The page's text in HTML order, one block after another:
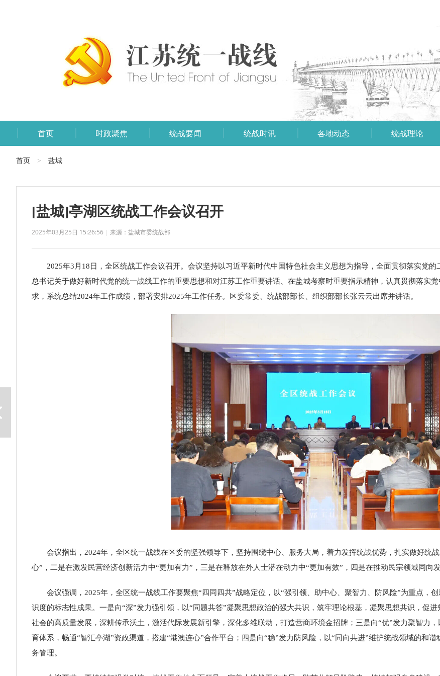
首页 时政聚焦 统战要闻 统战时讯 各地动态 统战理论
首页 > 盐城
[盐城]亭湖区统战工作会议召开
2025年03月25日 15:26:56 | 来源：盐城市委统战部
2025年3 月 18 日，全区统战工作会议召开。会议坚持以习近平新时代中国特色社会主义思想为指导，全面贯彻落实党
总书记关于做好新时代党的统一战线工作的重要思想和对江苏工作重要讲话、在盐城考察时重要指示精神，认真贯彻落实
求，系统总结2024年工作成绩，部署安排2025年工作任务。区委常委、统战部部长、组织部部长张云云出席并讲话。
会议指出， 2024年，全区统一战线在区委的坚强领导下，坚持围绕中心、服务大局，着力发挥统战优势，扎实做好统
心”，二是在激发民营经济创新活力中“更加有力”，三是在释放在外人士潜在动力中“更加有效”，四是在推动民宗领域同向发
会议强调， 2025年，全区统一战线工作要聚焦“四同四共”战略定位，以“强引领、助中心、聚智力、防风险”为重点，
识度的标志性成果。一是向“深”发力强引领，以“同题共答”凝聚思想政治的强大共识，筑牢理论根基，凝聚思想共识，促
社会的高质量发展，深耕传承沃土，激活代际发展新引擎，深化多维联动，打造营商环境金招牌；三是向“优”发力聚智力
育体系，畅通“智汇亭湖”资政渠道，搭建“港澳连心”合作平台；四是向“稳”发力防风险，以“同向共进”维护统战领域的和
务管理。